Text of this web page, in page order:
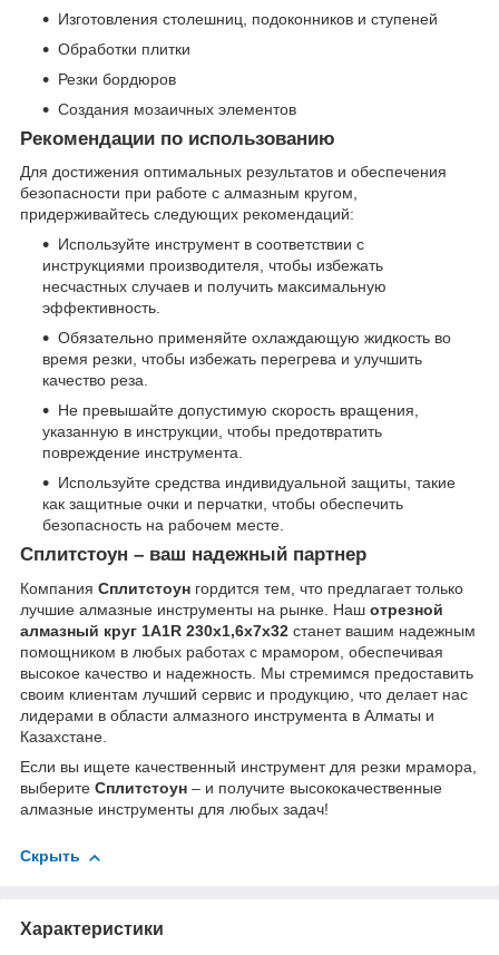
Изготовления столешниц, подоконников и ступеней
Обработки плитки
Резки бордюров
Создания мозаичных элементов
Рекомендации по использованию
Для достижения оптимальных результатов и обеспечения
безопасности при работе с алмазным кругом,
придерживайтесь следующих рекомендаций:
Используйте инструмент в соответствии с
инструкциями производителя, чтобы избежать
несчастных случаев и получить максимальную
эффективность.
Обязательно применяйте охлаждающую жидкость во
время резки, чтобы избежать перегрева и улучшить
качество реза.
Не превышайте допустимую скорость вращения,
указанную в инструкции, чтобы предотвратить
повреждение инструмента.
Используйте средства индивидуальной защиты, такие
как защитные очки и перчатки, чтобы обеспечить
безопасность на рабочем месте.
Сплитстоун – ваш надежный партнер
Компания Сплитстоун гордится тем, что предлагает только
лучшие алмазные инструменты на рынке. Наш отрезной
алмазный круг 1A1R 230x1,6x7x32 станет вашим надежным
помощником в любых работах с мрамором, обеспечивая
высокое качество и надежность. Мы стремимся предоставить
своим клиентам лучший сервис и продукцию, что делает нас
лидерами в области алмазного инструмента в Алматы и
Казахстане.
Если вы ищете качественный инструмент для резки мрамора,
выберите Сплитстоун – и получите высококачественные
алмазные инструменты для любых задач!
Скрыть
Характеристики